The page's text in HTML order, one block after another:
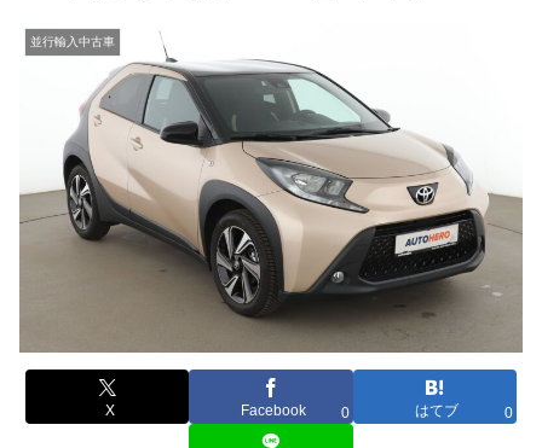
並行輸入中古車
X Facebook 0 はてブ 0